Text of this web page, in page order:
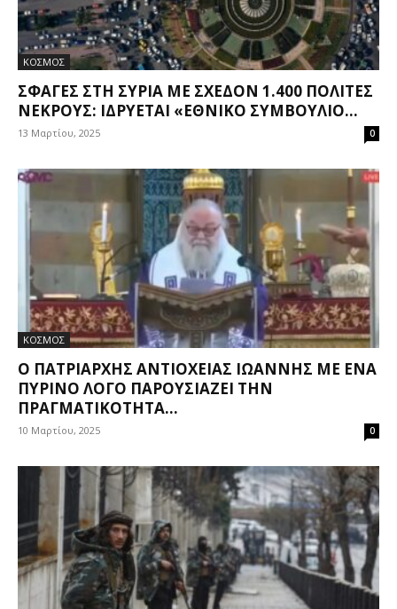
ΚΟΣΜΟΣ
ΣΦΑΓΈΣ ΣΤΗ ΣΥΡΊΑ ΜΕ ΣΧΕΔΌΝ 1.400 ΠΟΛΊΤΕΣ
ΝΕΚΡΟΎΣ: ΙΔΡΎΕΤΑΙ «ΕΘΝΙΚΌ ΣΥΜΒΟΎΛΙΟ...
13 Μαρτίου, 2025 0
ΚΟΣΜΟΣ
Ο ΠΑΤΡΙΆΡΧΗΣ ΑΝΤΙΟΧΕΊΑΣ ΙΩΆΝΝΗΣ ΜΕ ΈΝΑ
ΠΎΡΙΝΟ ΛΌΓΟ ΠΑΡΟΥΣΙΆΖΕΙ ΤΗΝ
ΠΡΑΓΜΑΤΙΚΌΤΗΤΑ...
10 Μαρτίου, 2025 0